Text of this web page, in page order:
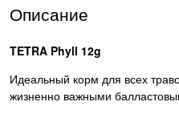
Описание
TETRA Phyll 12g
Идеальный корм для всех
жизненно важными